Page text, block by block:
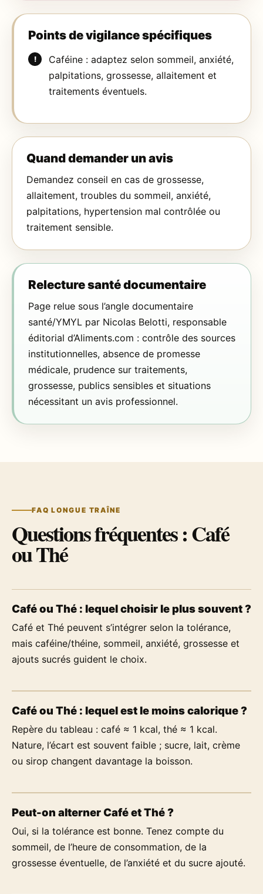
Points de vigilance spécifiques
Caféine : adaptez selon sommeil, anxiété,
palpitations, grossesse, allaitement et
traitements éventuels.
Quand demander un avis
Demandez conseil en cas de grossesse,
allaitement, troubles du sommeil, anxiété,
palpitations, hypertension mal contrôlée ou
traitement sensible.
Relecture santé documentaire
Page relue sous l’angle documentaire
santé/YMYL par Nicolas Belotti, responsable
éditorial d’Aliments.com : contrôle des sources
institutionnelles, absence de promesse
médicale, prudence sur traitements,
grossesse, publics sensibles et situations
nécessitant un avis professionnel.
FAQ LONGUE TRAÎNE
Questions fréquentes : Café
ou Thé
Café ou Thé : lequel choisir le plus souvent ?
Café et Thé peuvent s’intégrer selon la tolérance,
mais caféine/théine, sommeil, anxiété, grossesse et
ajouts sucrés guident le choix.
Café ou Thé : lequel est le moins calorique ?
Repère du tableau : café ≈ 1 kcal, thé ≈ 1 kcal.
Nature, l’écart est souvent faible ; sucre, lait, crème
ou sirop changent davantage la boisson.
Peut-on alterner Café et Thé ?
Oui, si la tolérance est bonne. Tenez compte du
sommeil, de l’heure de consommation, de la
grossesse éventuelle, de l’anxiété et du sucre ajouté.